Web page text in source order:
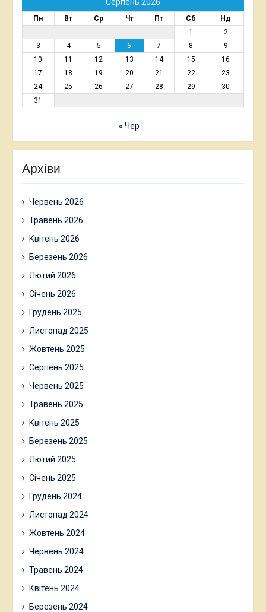
Пн Вт Ср Чт Пт Сб
Нд
1
2
3
4 5 6 7 8
9
10
11 12 13 14 15
16
17
18 19 20 21 22
23
24
25 26 27 28 29
30
31
« Чер
Архіви
Червень 2026
Травень 2026
Квітень 2026
Березень 2026
Лютий 2026
Січень 2026
Грудень 2025
Листопад 2025
Жовтень 2025
Серпень 2025
Червень 2025
Травень 2025
Квітень 2025
Березень 2025
Лютий 2025
Січень 2025
Грудень 2024
Листопад 2024
Жовтень 2024
Червень 2024
Травень 2024
Квітень 2024
Березень 2024